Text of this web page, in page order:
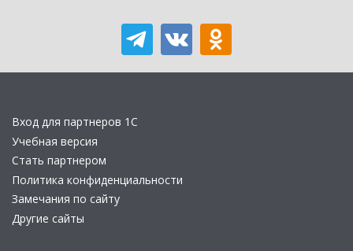
Вход для партнеров 1С
Учебная версия
Стать партнером
Политика конфиденциальности
Замечания по сайту
Другие сайты